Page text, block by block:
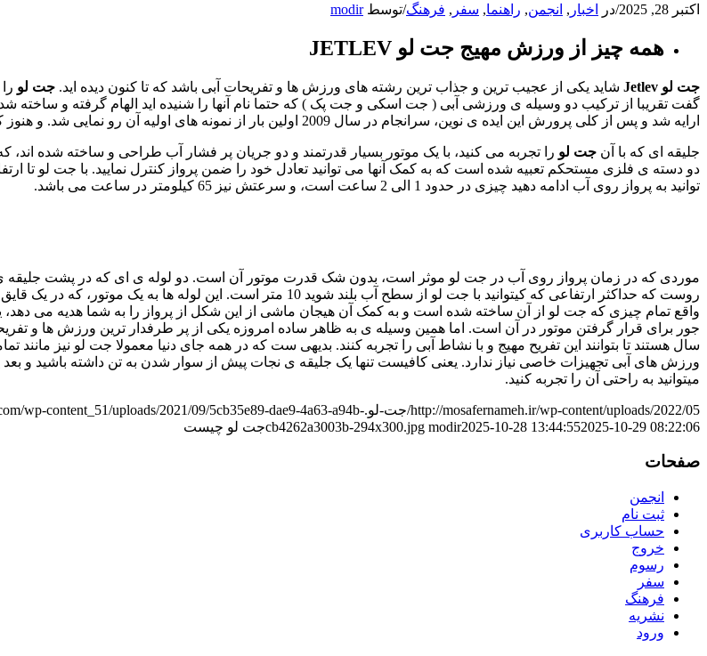
اکتبر 28, 2025 /در اخبار , انجمن, راهنما, سفر , فرهنگ/توسطmodir
همه چیز از ورزش مهیج جت لو JETLEV
جت لو Jetlev شاید یکی از عجیب ترین و جذاب ترین رشته های ورزش ها و تفریحات آبی باشد که تا کنون دیده اید. جت لو
ارایه شد و پس از کلی پرورش این ایده ی نوین، سرانجام در سال 2009 اولین بار از نمونه های اولیه آن رو نمایی شد. و هنوز که هنوز است این وسیله های جداب تفریحی در حال پیشرفت و تکامل هستند.
جلیقه ای که با آن جت لو را تجربه می کنید، با یک موتور بسیار قدرتمند و دو جریان پر فشار آب طراحی و ساخته شده اند،
توانید به پرواز روی آب ادامه دهید چیزی در حدود 1 الی 2 ساعت است، و سرعتش نیز 65 کیلومتر در ساعت می باشد.
روست که حداکثر ارتفاعی که کیتوانید با جت لو از سطح آب بلند شوید
واقع تمام چیزی که جت لو از آن ساخته شده است و به کمک آن هیجان ماشی از این شکل از پرواز را به شما هدیه می
جور برای قرار گرفتن موتور در آن است. اما همین وسیله ی به ظاهر ساده امروزه یکی از پر طرفدار ترین ورزش ها
سال هستند تا بتوانند این تفریح مهیج و با نشاط آبی را تجربه کنند. بدیهی ست که در همه جای دنیا معمولا جت لو نیز
ورزش های آبی تجهیزات خاصی نیاز ندارد. یعنی کافیست تنها یک جلیقه ی نجات پیش از سوار شدن به تن داشته باشید و
میتوانید به راحتی آن را تجربه کنید.
http://mosafernameh.ir/wp-content/uploads/2022/05/جت-لو.png
wp-content_51/uploads/2021/09/5cb35e89-dae9-4a63-a94b-
cb4262a3003b-294x300.jpg modir2025-10-28 13:44:552025-10-29 08:22:06 جت لو چیست
صفحات
انجمن
ثبت نام
حساب کاربری
خروج
رسوم
سفر
فرهنگ
نشریه
ورود